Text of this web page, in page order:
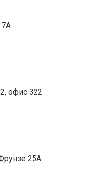
офис 322
25А